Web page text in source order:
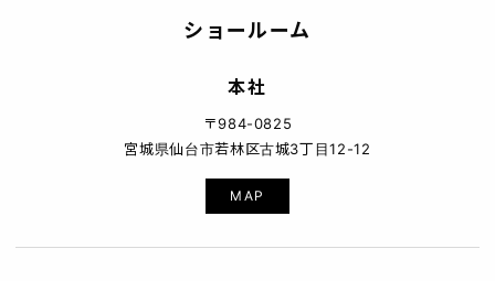
ショールーム
本社
〒984-0825
宮城県仙台市若林区古城3丁目12-12
MAP